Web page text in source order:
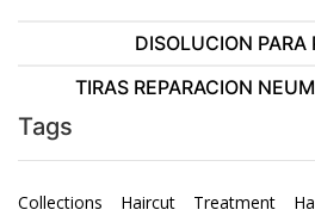
DISOLUCION PARA
TIRAS REPARACION
Tags
Collections Haircut Treatment